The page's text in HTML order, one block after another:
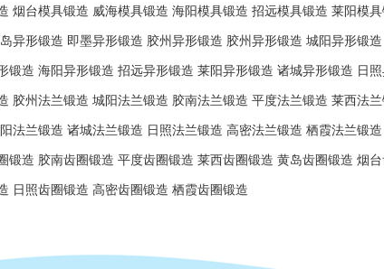
烟台模具锻造 威海模具锻造 海阳模具锻造 招远模具锻造 莱阳模
异形锻造 即墨异形锻造 胶州异形锻造 胶州异形锻造 城阳异形锻造
锻造 海阳异形锻造 招远异形锻造 莱阳异形锻造 诸城异形锻造 日
胶州法兰锻造 城阳法兰锻造 胶南法兰锻造 平度法兰锻造 莱西法
法兰锻造 诸城法兰锻造 日照法兰锻造 高密法兰锻造 栖霞法兰锻造
锻造 胶南齿圈锻造 平度齿圈锻造 莱西齿圈锻造 黄岛齿圈锻造 烟
日照齿圈锻造 高密齿圈锻造 栖霞齿圈锻造